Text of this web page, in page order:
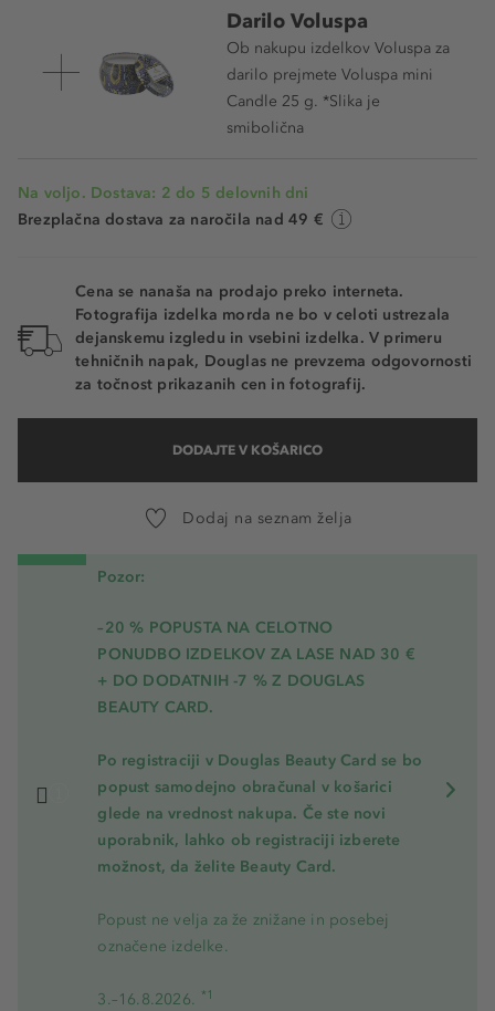
Darilo Voluspa
Ob nakupu izdelkov Voluspa za
darilo prejmete Voluspa mini
Candle 25 g. *Slika je
smibolična
Na voljo. Dostava: 2 do 5 delovnih dni
Brezplačna dostava za naročila nad 49 €
Cena se nanaša na prodajo preko interneta.
Fotografija izdelka morda ne bo v celoti ustrezala
dejanskemu izgledu in vsebini izdelka. V primeru
tehničnih napak, Douglas ne prevzema odgovornosti
za točnost prikazanih cen in fotografij.
DODAJTE V KOŠARICO
Dodaj na seznam želja
Pozor:
–20 % POPUSTA NA CELOTNO
PONUDBO IZDELKOV ZA LASE NAD 30 €
+ DO DODATNIH -7 % Z DOUGLAS
BEAUTY CARD.
Po registraciji v Douglas Beauty Card se bo
popust samodejno obračunal v košarici
glede na vrednost nakupa. Če ste novi
uporabnik, lahko ob registraciji izberete
možnost, da želite Beauty Card.
Popust ne velja za že znižane in posebej
označene izdelke.
3.–16.8.2026. *1